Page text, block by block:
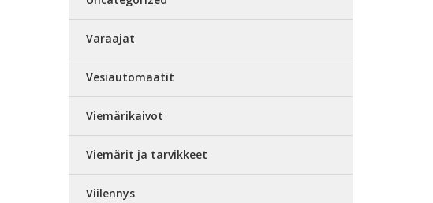
Varaajat
Vesiautomaatit
Viemärikaivot
Viemärit ja tarvikkeet
Viilennys